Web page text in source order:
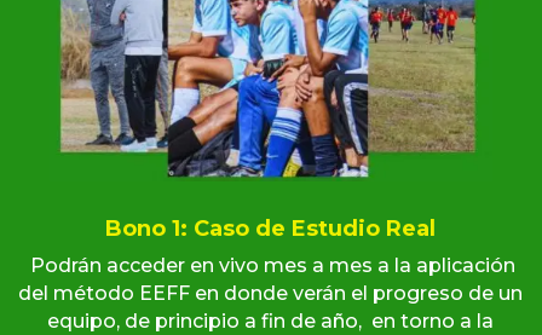
Bono 1: Caso de Estudio Real
Podrán acceder en vivo mes a mes a la aplicación
del método EEFF en donde verán el progreso de un
equipo, de principio a fin de año, en torno a la